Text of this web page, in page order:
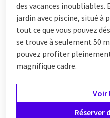
des vacances
jardin avec piscine, situé à
tout ce que vous pouvez
se trouve à seulement 50
pouvez profiter
magnifique cadre.
Voir
Réserver